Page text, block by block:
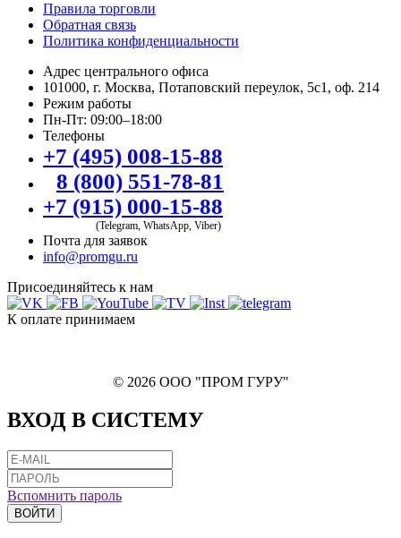
Правила торговли
Обратная связь
Политика конфиденциальности
Адрес центрального офиса
101000, г. Москва, Потаповский переулок, 5с1, оф. 214
Режим работы
Пн-Пт: 09:00–18:00
Телефоны
+7 (495) 008-15-88
8 (800) 551-78-81
+7 (915) 000-15-88
(Telegram, WhatsApp, Viber)
Почта для заявок
info@promgu.ru
Присоединяйтесь к нам
К оплате принимаем
© 2026 ООО "ПРОМ ГУРУ"
ВХОД В СИСТЕМУ
Вспомнить пароль
ВОЙТИ